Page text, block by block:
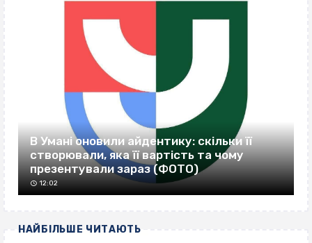
В Умані оновили айдентику: скільки її
створювали, яка її вартість та чому
презентували зараз (ФОТО)
12:02
НАЙБІЛЬШЕ ЧИТАЮТЬ